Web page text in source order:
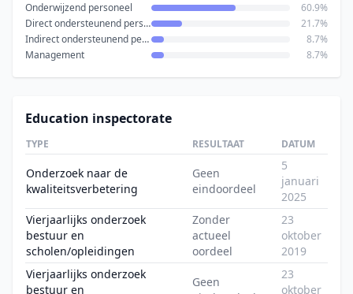
Onderwijzend personeel
60.9%
Direct ondersteunend personeel
21.7%
Indirect ondersteunend personeel
8.7%
Management
8.7%
Education inspectorate
TYPE RESULTAAT DATUM
Onderzoek naar de
kwaliteitsverbetering
Geen
eindoordeel
5
januari
2025
Vierjaarlijks onderzoek
bestuur en
scholen/opleidingen
Zonder
actueel
oordeel
23
oktober
2019
Vierjaarlijks onderzoek
bestuur en
Geen
23
oktober